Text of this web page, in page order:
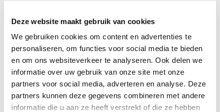
Deze website maakt gebruik van cookies
We gebruiken cookies om content en advertenties te
personaliseren, om functies voor social media te bieden
en om ons websiteverkeer te analyseren. Ook delen we
informatie over uw gebruik van onze site met onze
partners voor social media, adverteren en analyse. Deze
partners kunnen deze gegevens combineren met andere
informatie die u aan ze heeft verstrekt of die ze hebben
helpen, verwijzen we je graag door naar de
website vankrantenbezorgen.nl. Daar kun je je
eenvoudig aanmelden om de krant te bezorgen in
S Hertogenbosch.
We hopen dat je snel aan de slag kunt en wensen
je veel succes! 🚴‍♂️💨